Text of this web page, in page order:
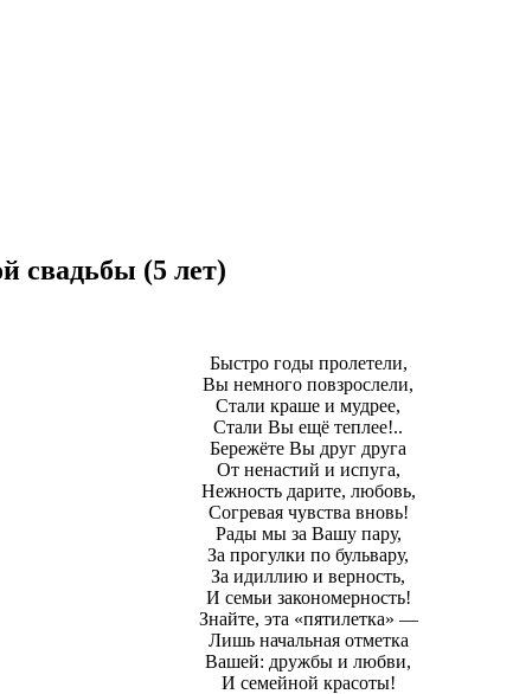
свадьбы (5 лет)
Быстро годы пролетели,
Вы немного повзрослели,
Стали краше и мудрее,
Стали Вы ещё теплее!..
Бережёте Вы друг друга
От ненастий и испуга,
Нежность дарите, любовь,
Согревая чувства вновь!
Рады мы за Вашу пару,
За прогулки по бульвару,
За идиллию и верность,
И семьи закономерность!
Знайте, эта «пятилетка» —
Лишь начальная отметка
Вашей: дружбы и любви,
И семейной красоты!